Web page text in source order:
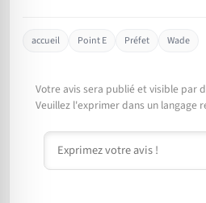
accueil Point E Préfet Wade
Votre avis sera publié et visible par
Veuillez l'exprimer dans un langage
Commentaire